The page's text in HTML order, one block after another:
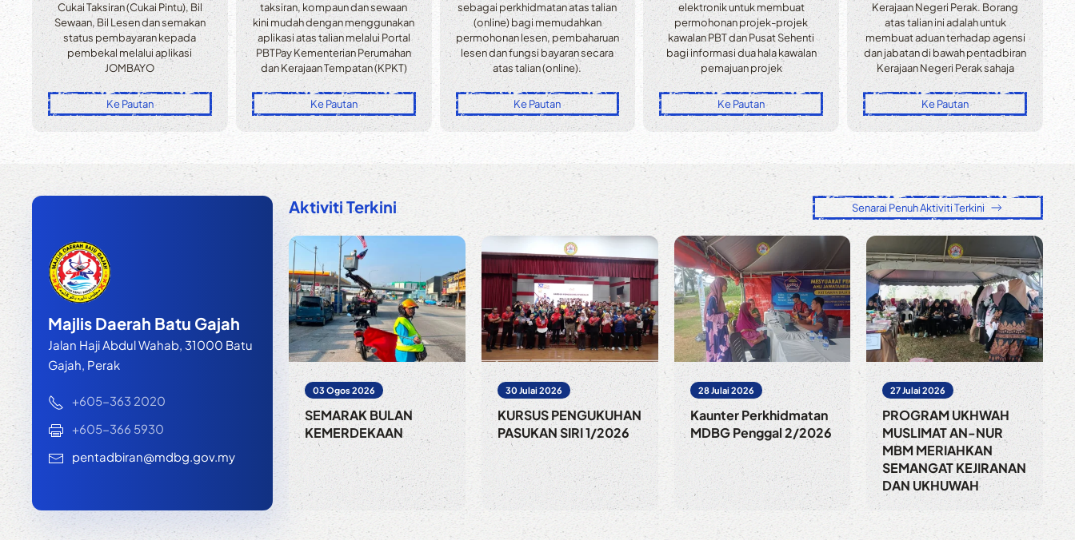
Cukai Taksiran (Cukai Pintu), Bil
Sewaan, Bil Lesen dan semakan
status pembayaran kepada
pembekal melalui aplikasi
JOMBAYO
Ke Pautan
taksiran, kompaun dan sewaan
kini mudah dengan menggunakan
aplikasi atas talian melalui Portal
PBTPay Kementerian Perumahan
dan Kerajaan Tempatan (KPKT)
Ke Pautan
sebagai perkhidmatan atas talian
(online) bagi memudahkan
permohonan lesen, pembaharuan
lesen dan fungsi bayaran secara
atas talian (online).
Ke Pautan
elektronik untuk membuat
permohonan projek-projek
kawalan PBT dan Pusat Sehenti
bagi informasi dua hala kawalan
pemajuan projek
Ke Pautan
Kerajaan Negeri Perak. Borang
atas talian ini adalah untuk
membuat aduan terhadap agensi
dan jabatan di bawah pentadbiran
Kerajaan Negeri Perak sahaja
Ke Pautan
Majlis Daerah Batu Gajah
Jalan Haji Abdul Wahab, 31000 Batu
Gajah, Perak
+605-363 2020
+605-366 5930
pentadbiran@mdbg.gov.my
Aktiviti Terkini Senarai Penuh Aktiviti Terkini
03 Ogos 2026
SEMARAK BULAN
KEMERDEKAAN
30 Julai 2026
KURSUS PENGUKUHAN
PASUKAN SIRI 1/2026
28 Julai 2026
Kaunter Perkhidmatan
MDBG Penggal 2/2026
27 Julai 2026
PROGRAM UKHWAH
MUSLIMAT AN-NUR
MBM MERIAHKAN
SEMANGAT KEJIRANAN
DAN UKHUWAH